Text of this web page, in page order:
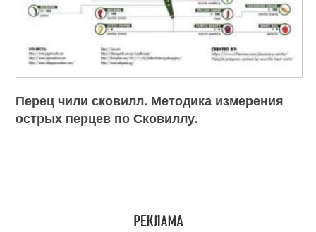
Перец чили сковилл. Методика измерения
острых перцев по Сковиллу.